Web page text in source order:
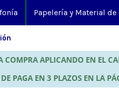
Papelería y Material
COMPRA APLICANDO EN EL
PAGA EN 3 PLAZOS EN LA